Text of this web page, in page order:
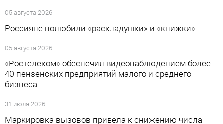
05 августа 2026
Россияне полюбили «раскладушки» и «книжки»
05 августа 2026
«Ростелеком» обеспечил видеонаблюдением более
40 пензенских предприятий малого и среднего
бизнеса
31 июля 2026
Маркировка вызовов привела к снижению числа